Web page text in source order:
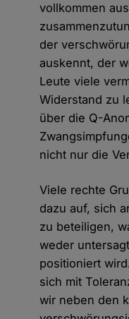
vollkommen
der
auskennt, der
Leute viele
Widerstand zu
über die Q-
nicht nur die
Viele rechte
dazu auf, sich
zu beteiligen,
weder
positioniert
sich mit
wir neben den